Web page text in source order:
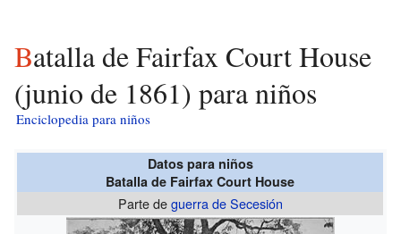
Batalla de Fairfax Court House
(junio de 1861) para niños
Enciclopedia para niños
Datos para niños
Batalla de Fairfax Court House
Parte deguerra de Secesión